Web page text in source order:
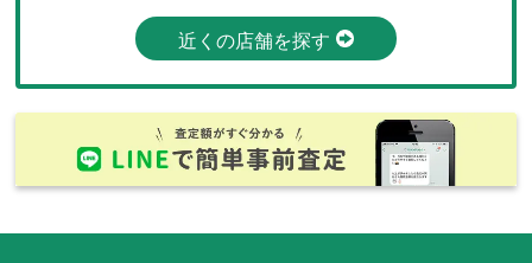
近くの店舗を探す